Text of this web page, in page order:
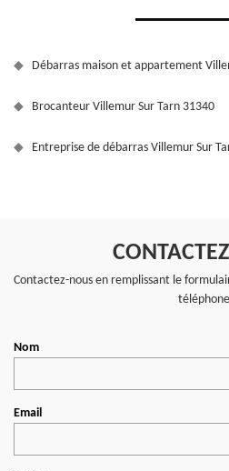
Débarras maison et appartement
Brocanteur Villemur Sur Tarn 31340
Entreprise de débarras Villemur Sur
Contactez-nous en remplissant le
téléphone
Nom
Email